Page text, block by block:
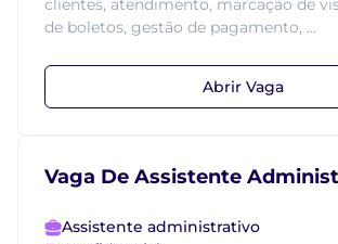
clientes, atendimento, marcação de
de boletos, gestão de pagamento, ...
Abrir Vaga
Vaga De Assistente
Assistente administrativo